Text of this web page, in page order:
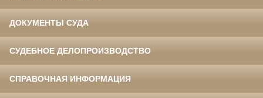
ДОКУМЕНТЫ СУДА
СУДЕБНОЕ ДЕЛОПРОИЗВОДСТВО
СПРАВОЧНАЯ ИНФОРМАЦИЯ